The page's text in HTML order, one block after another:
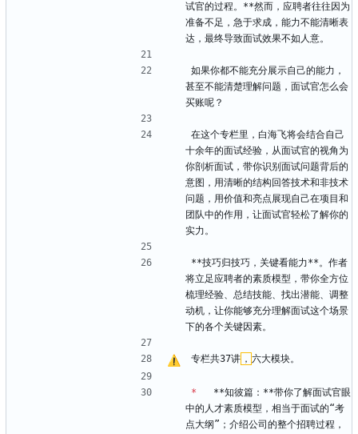
试官的过程。**然而，应聘者往往因为
准备不足，急于求成，能力不能清晰表
达，最终导致面试效果不如人意。
如果你都不能充分展示自己的能力，
甚至不能清楚理解问题，面试官怎么会
买账呢？
在这个专栏里，白海飞将会结合自己
十余年的面试经验，从面试官的视角为
你剖析面试，带你识别面试问题背后的
意图，用清晰的结构回答技术和非技术
问题，用价值和亮点展现自己在项目和
团队中的作用，让面试官轻松了解你的
实力。
**技巧归技巧，关键看能力**。作者
将立足应聘者的素质模型，带你全方位
梳理经验、总结技能、找出潜能、调整
动机，让你能够充分理解面试这个场景
下的各个关键因素。
专栏共37讲 ， 六大模块。
*
   **知彼篇：**带你了解面试官眼
中的人才素质模型，相当于面试的“考
点大纲”；介绍公司的整个招聘过程，